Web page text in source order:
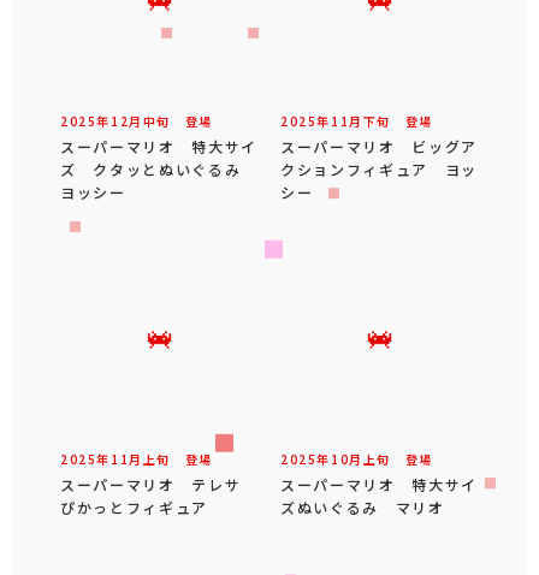
2025年 12 月 中旬 登場
スーパーマリオ 特大サイ
ズ クタッとぬいぐるみ
ヨッシー
2025年 11 月 下旬 登場
スーパーマリオ ビッグア
クションフィギュア ヨッ
シー
2025年 11 月 上旬 登場
スーパーマリオ テレサ
ぴかっとフィギュア
2025年 10月 上旬 登場
スーパーマリオ 特大サイ
ズぬいぐるみ マリオ